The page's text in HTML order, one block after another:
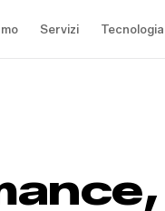
Servizi Tecnologia